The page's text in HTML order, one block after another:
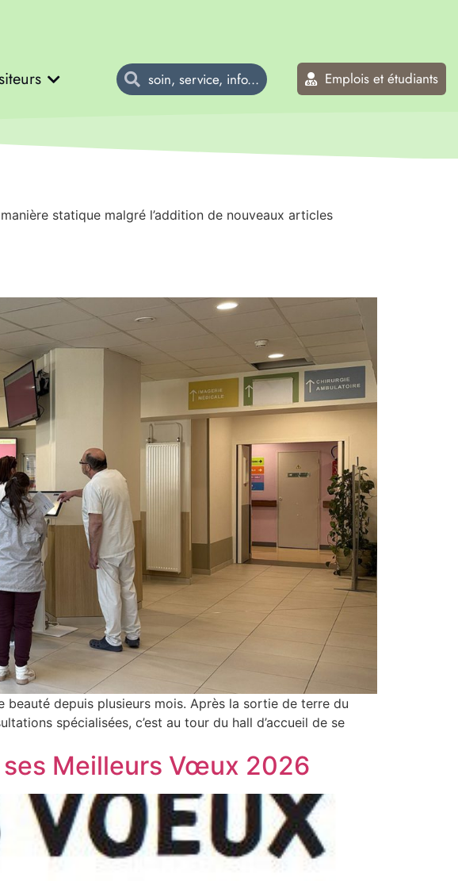
Emplois et étudiants
statique malgré l’addition de nouveaux articles
depuis plusieurs mois. Après la sortie de terre du
spécialisées, c’est au tour du hall d’accueil de se
ses Meilleurs Vœux 2026